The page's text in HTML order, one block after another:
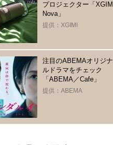
プロジェクター「XGIMI
Nova」
提供：XGIMI
注目のABEMAオリジナ
ルドラマをチェック
「ABEMA／Cafe」
提供：ABEMA